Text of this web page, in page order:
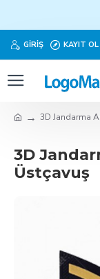
GIRIŞ KAYIT OL
3D Jandarma
3D
Üstçavuş